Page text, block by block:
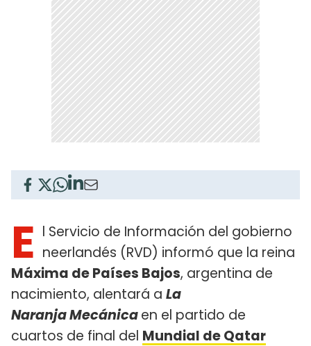
E l Servicio de Información del gobierno
neerlandés (RVD) informó que la reina
Máxima de Países Bajos, argentina de
nacimiento, alentará a La
Naranja Mecánicaen el partido de
cuartos de final del Mundial de Qatar